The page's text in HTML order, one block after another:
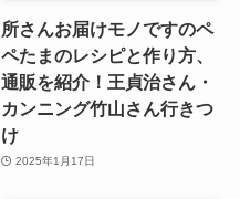
所さんお届けモノですのペ
ペたまのレシピと作り方、
通販を紹介！王貞治さん・
カンニング竹山さん行きつ
け
2025年1月17日